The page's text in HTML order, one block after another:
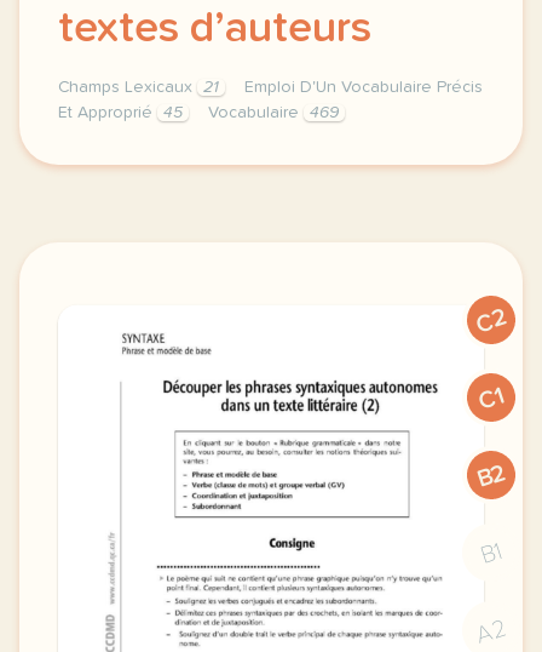
textes d’auteurs
Champs Lexicaux 21
Emploi D'Un Vocabulaire Précis
Et Approprié
45 Vocabulaire 469
synthese 2 recherche de vocabulaire champs
C2
C1
B2
B1
A2